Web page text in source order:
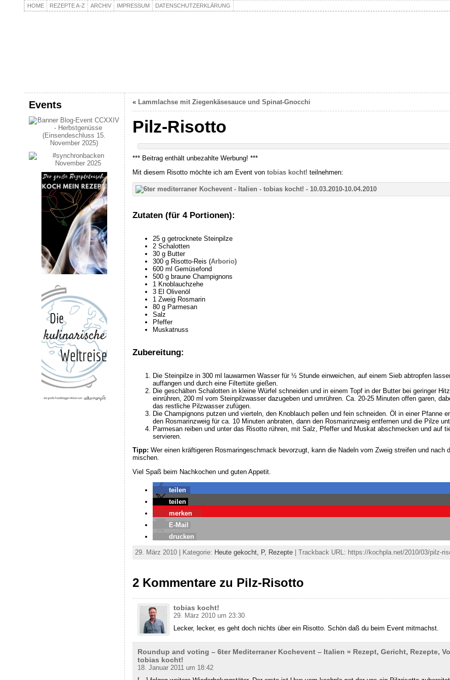
HOME REZEPTE A-Z ARCHIV IMPRESSUM DATENSCHUTZERKLÄRUNG
Events « Lammlachse mit Ziegenkäsesauce und Spinat-Gnocchi
Pilz-Risotto
*** Beitrag enthält unbezahlte Werbung! ***
Mit diesem Risotto möchte ich am Event von tobias kocht! teilnehmen:
Zutaten (für 4 Portionen):
25 g getrocknete Steinpilze
2 Schalotten
30 g Butter
300 g Risotto-Reis (Arborio)
600 ml Gemüsefond
500 g braune Champignons
1 Knoblauchzehe
3 El Olivenöl
1 Zweig Rosmarin
80 g Parmesan
Salz
Pfeffer
Muskatnuss
Zubereitung:
Die Steinpilze in 300 ml lauwarmen Wasser für ½ Stunde einweichen, auf einem Sieb abtropfen
auffangen und durch eine Filtertüte gießen.
Die geschälten Schalotten in kleine Würfel schneiden und in einem Topf in der Butter bei geringer
einrühren, 200 ml vom Steinpilzwasser dazugeben und umrühren. Ca. 20-25 Minuten offen garen,
das restliche Pilzwasser zufügen.
Die Champignons putzen und vierteln, den Knoblauch pellen und fein schneiden. Öl in einer Pfanne
den Rosmarinzweig für ca. 10 Minuten anbraten, dann den Rosmarinzweig entfernen und die Pilze
Parmesan reiben und unter das Risotto rühren, mit Salz, Pfeffer und Muskat abschmecken und auf
servieren.
Tipp: Wer einen kräftigeren Rosmaringeschmack bevorzugt, kann die Nadeln vom Zweig streifen und nach
mischen.
Viel Spaß beim Nachkochen und guten Appetit.
teilen
teilen
merken
E-Mail
drucken
29. März 2010 | Kategorie: Heute gekocht, P, Rezepte | Trackback URL: https://kochpla.net/2010/03/pilz-
2 Kommentare zu Pilz-Risotto
tobias kocht!
29. März 2010 um 23:30
Lecker, lecker, es geht doch nichts über ein Risotto. Schön daß du beim Event mitmachst.
Roundup and voting – 6ter Mediterraner Kochevent – Italien » Rezept, Gericht, Rezepte,
tobias kocht!
18. Januar 2011 um 18:42